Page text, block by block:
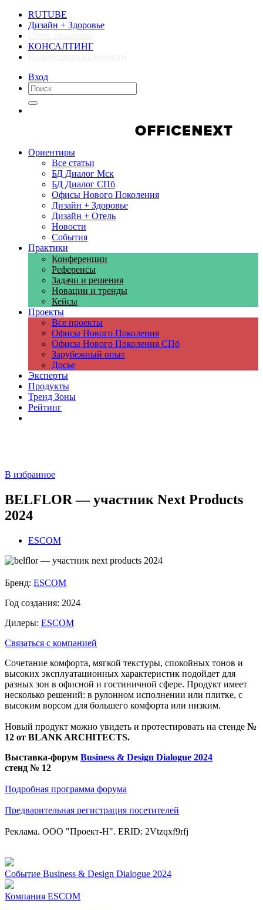
RUTUBE
Дизайн + Здоровье
КОНСАЛТИНГ
Вход
Ориентиры
Все статьи
БД Диалог Мск
БД Диалог СПб
Офисы Нового Поколения
Дизайн + Здоровье
Дизайн + Отель
Новости
События
Практики
Конференции
Референсы
Задачи и решения
Новации и тренды
Кейсы
Проекты
Все проекты
Офисы Нового Поколения
Офисы Нового Поколения СПб
Зарубежный опыт
Досье
Эксперты
Продукты
Тренд Зоны
Рейтинг
В избранное
BELFLOR — участник Next Products
2024
ESCOM
Бренд: ESCOM
Год создания: 2024
Дилеры: ESCOM
Связаться с компанией
Сочетание комфорта, мягкой текстуры, спокойных тонов и
высоких эксплуатационных характеристик подойдет для
разных зон в офисной и гостиничной сфере. Продукт имеет
несколько решений: в рулонном исполнении или плитке, с
высоким ворсом для большего комфорта или низким.
Новый продукт можно увидеть и протестировать на стенде №
12 oт BLANK ARCHITECTS.
Выставка-форум Business & Design Dialogue 2024
стенд № 12
Подробная программа форума
Предварительная регистрация посетителей
Реклама. ООО "Проект-Н". ERID: 2Vtzqxf9rfj
Событие Business & Design Dialogue 2024
Компания ESCOM